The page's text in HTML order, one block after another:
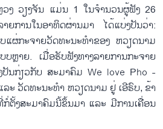
ງ ວຽງ​ຈັນ ແມ່ນ​ 1 ໃນ​ຈຳ​ນວນ​ຜູ້​ຟັງ 26
ຍ​ການ​ໃນ​ອ​າ​ທິດ​ຜ່ານ​ມາ ໄດ້​ແບ່ງ​ປັນ​ວ່າ:
ແຜ່​ກະ​ຈາຍ​ວັດ​ທະ​ນະ​ທຳ​ຂອງ ຫວຽດ​ນາມ
ຫຼາຍ. ເມື່ອ​​ຮັບ​ຟັງທາງ​ລາຍ​ການ​ກະ​ຈາຍ​
ປັນ​ກ່ຽວ​ກັບ ສະ​ມາ​ຄົມ We love Pho -
ະ ວັດ​ທະ​ນະ​ທຳ ຫວຽດ​ນາມ ຢູ່ ເອີ​ຣົບ, ຂ້າ​
ກໍ່​ຕັ້ງ​ສະ​ມາ​ຄົມ​ນີ້​ຂຶ້ນ​ມາ ແລະ ມີການ​ເຄື່ອນ​